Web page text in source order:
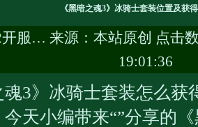
《黑暗之魂3》冰骑士套装位置及获
开服… 来源：本站原创 点击
19:01:36
》冰骑士套装怎么获
天小编带来“”分享的